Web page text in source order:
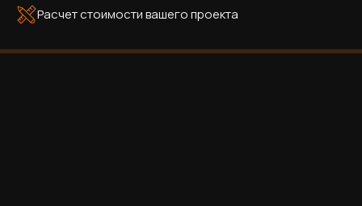
Расчет стоимости вашего проекта